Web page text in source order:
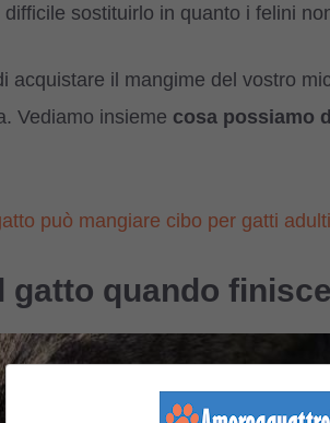
sostituirlo in quanto i felini
acquistare il mangime del vostro
Vediamo insieme cosa possiamo
può mangiare cibo per gatti
gatto quando